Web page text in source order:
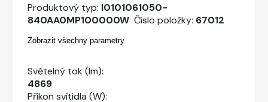
Produktový typ: I0101061050-
840AA0MP100000W Číslo položky: 67012
Zobrazit všechny parametry
Světelný tok (lm):
4869
Příkon svítidla (W):